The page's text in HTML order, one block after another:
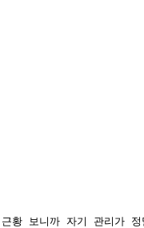
황 보니까 자기 관리가